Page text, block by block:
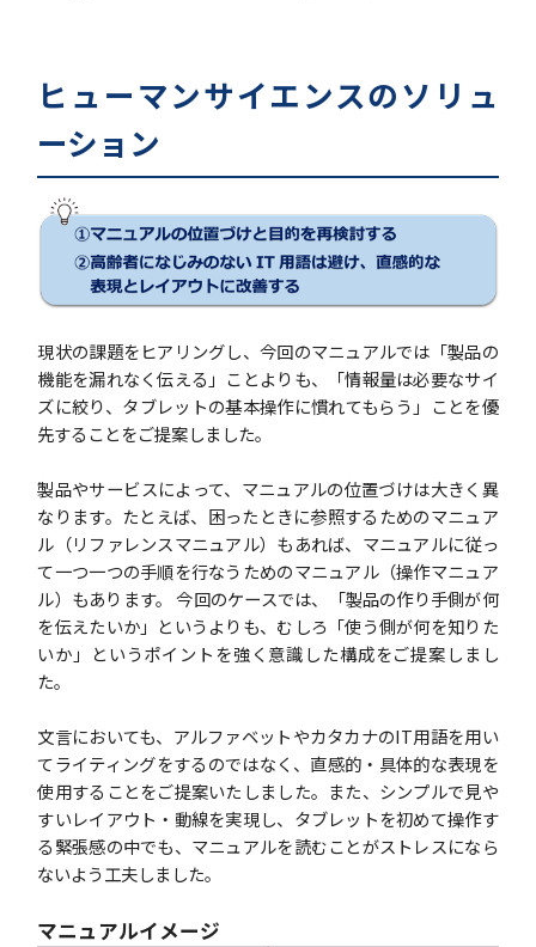
ヒューマンサイエンスのソリュ
ーション
現状の課題をヒアリングし、今回のマニュアルでは「製品の
機能を漏れなく伝える」ことよりも、「情報量は必要なサイ
ズに絞り、タブレットの基本操作に慣れてもらう」ことを優
先することをご提案しました。
製品やサービスによって、マニュアルの位置づけは大きく異
なります。たとえば、困ったときに参照するためのマニュア
ル（リファレンスマニュアル）もあれば、マニュアルに従っ
て一つ一つの手順を行なうためのマニュアル（操作マニュア
ル）もあります。 今回のケースでは、「製品の作り手側が何
を伝えたいか」というよりも、むしろ「使う側が何を知りた
いか」というポイントを強く意識した構成をご提案しまし
た。
文言においても、アルファベットやカタカナのIT用語を用い
てライティングをするのではなく、直感的・具体的な表現を
使用することをご提案いたしました。また、シンプルで見や
すいレイアウト・動線を実現し、タブレットを初めて操作す
る緊張感の中でも、マニュアルを読むことがストレスになら
ないよう工夫しました。
マニュアルイメージ